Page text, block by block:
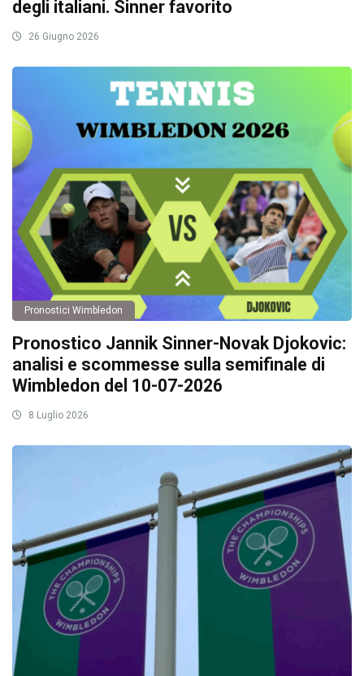
degli italiani. Sinner favorito
26 Giugno 2026
Pronostici Wimbledon
Pronostico Jannik Sinner-Novak Djokovic:
analisi e scommesse sulla semifinale di
Wimbledon del 10-07-2026
8 Luglio 2026